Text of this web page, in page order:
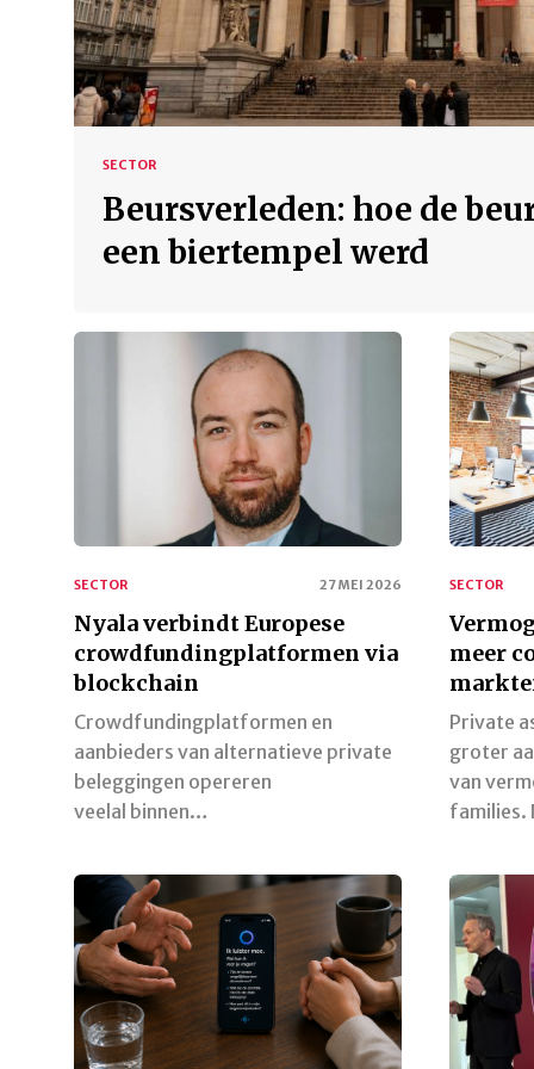
SECTOR
Beursverleden: hoe de
een biertempel werd
SECTOR 27 MEI 2026
Nyala verbindt Europese
crowdfundingplatformen via
blockchain
Crowdfundingplatformen en
aanbieders van alternatieve private
beleggingen opereren
veelal binnen…
SECTOR
meer
Private
groter
van
families.